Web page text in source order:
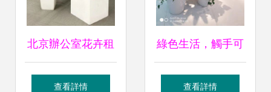
北京辦公室花卉租
擺指南 朝陽區京廣
查看詳情
綠色生活，觸手可
及 花卉綠植租借的
查看詳情